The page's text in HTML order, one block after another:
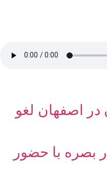
در اصفهان لغو
بصره با حضور